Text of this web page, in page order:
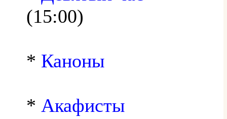
(15:00)
* Каноны
* Акафисты